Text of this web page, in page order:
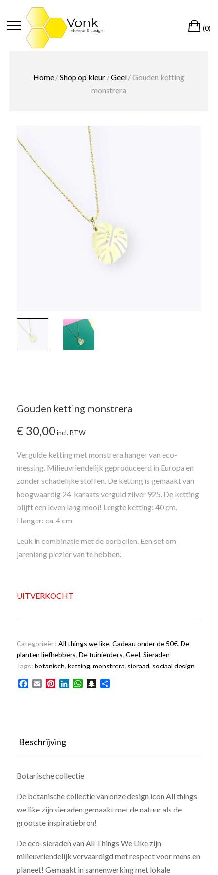
(0)
Home /Shop op kleur /Geel / Gouden ketting
monstrera
Gouden ketting monstrera
€ 30,00incl. BTW
Vergulde ketting met monstrera hanger van eco-
messing. Milieuvriendelijk geproduceerd in Europa en
zonder schadelijke stoffen. De ketting is gemaakt van
hoogwaardig 24-karaats verguld zilver 925. De ketting
blijft een leven lang mooi! Lengte ketting: 40 cm.
Hanger: ca. 4 cm.
Leuk in combinatie met de oorbellen. Een set om
jarenlang plezier van te hebben.
UITVERKOCHT
Categorieën: All things we like, Cadeau onder de 50€, De
planten liefhebbers, De tuinierders, Geel, Sieraden
Tags: botanisch, ketting, monstrera, sieraad, sociaal design
Facebook
Email PinterestLinkedInWhatsApp
Snapchat
Beschrijving
Botanische collectie
De botanische collectie van onze design icon All things
we like zijn sieraden gemaakt met de natuur als de
grootste inspiratiebron!
De eco-sieraden van All Things We Like zijn
milieuvriendelijk vervaardigd met respect voor mens en
planeet! Gemaakt in samenwerking met lokale